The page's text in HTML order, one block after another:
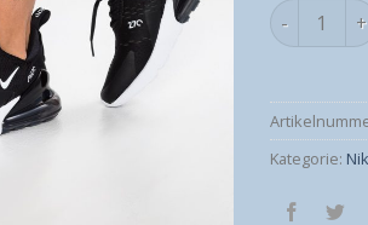
nike air
Kategorie: